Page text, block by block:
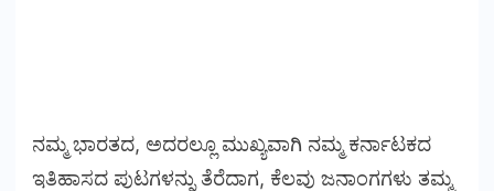
ನಮ್ಮ ಭಾರತದ, ಅದರಲ್ಲೂ ಮುಖ್ಯವಾಗಿ ನಮ್ಮ ಕರ್ನಾಟಕದ
ಇತಿಹಾಸದ ಪುಟಗಳನ್ನು ತೆರೆದಾಗ, ಕೆಲವು ಜನಾಂಗಗಳು ತಮ್ಮ